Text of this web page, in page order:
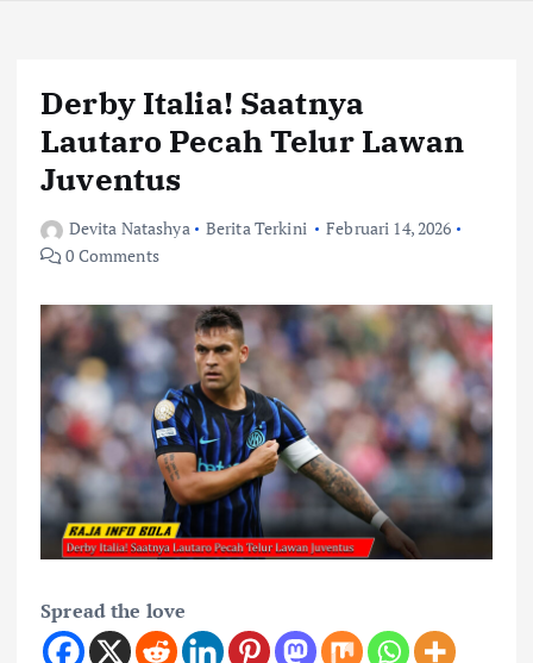
Derby Italia! Saatnya
Lautaro Pecah Telur Lawan
Juventus
Devita Natashya Berita Terkini
Februari 14, 2026
0 Comments
Spread the love